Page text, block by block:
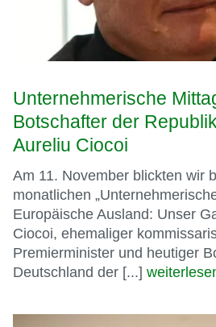
Unternehmerische
Botschafter der
Aureliu Ciocoi
Am 11. November blickten wir
monatlichen
Europäische Ausland: Unser
Ciocoi, ehemaliger
Premierminister und heutiger
Deutschland der [...]